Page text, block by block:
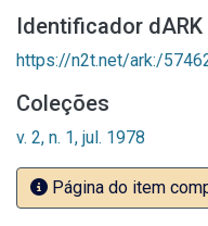
Identificador dARK
https://n2t.net/ark:/
Coleções
v. 2, n. 1, jul. 1978
Página do item